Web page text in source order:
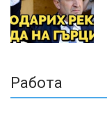
Работа